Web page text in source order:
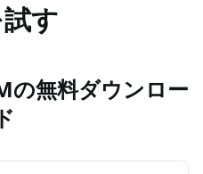
す
の無料ダウンロー
ド